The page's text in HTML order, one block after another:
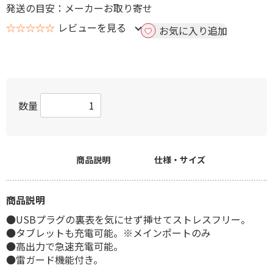
発送の目安：メーカーお取り寄せ
☆☆☆☆☆ レビューを見る お気に入り追加
数量
商品説明 仕様・サイズ
商品説明
●USBプラグの裏表を気にせず挿せてストレスフリー。
●タブレットも充電可能。※メインポートのみ
●高出力で急速充電可能。
●雷ガード機能付き。